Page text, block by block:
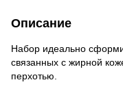
Описание
Набор идеально
связанных с жирной
перхотью.